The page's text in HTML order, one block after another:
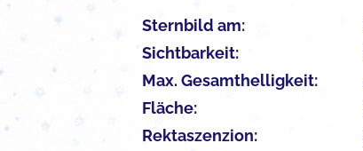
Sternbild am:
Sichtbarkeit:
Max. Gesamthelligkeit:
Fläche:
Rektaszenzion: